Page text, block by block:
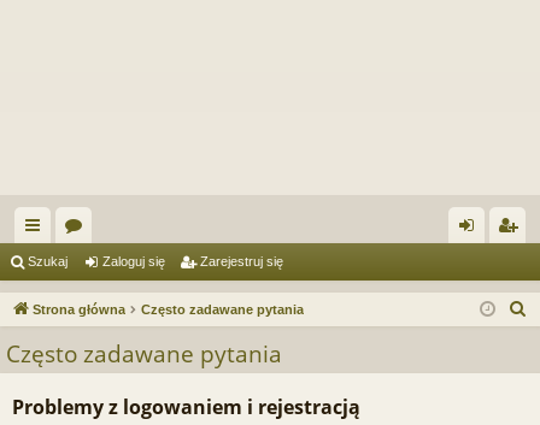
ię
ce
…
or
a og
si
ej
tru
Szukaj Zaloguj się Zarejestruj się
Strona główna Często zadawane pytania
Często zadawane pytania
Problemy z logowaniem i rejestracją